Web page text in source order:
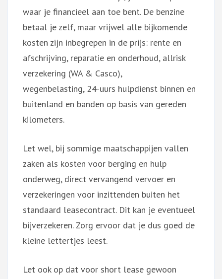
waar je financieel aan toe bent. De benzine
betaal je zelf, maar vrijwel alle bijkomende
kosten zijn inbegrepen in de prijs: rente en
afschrijving, reparatie en onderhoud, allrisk
verzekering (WA & Casco),
wegenbelasting, 24-uurs hulpdienst binnen en
buitenland en banden op basis van gereden
kilometers.
Let wel, bij sommige maatschappijen vallen
zaken als kosten voor berging en hulp
onderweg, direct vervangend vervoer en
verzekeringen voor inzittenden buiten het
standaard leasecontract. Dit kan je eventueel
bijverzekeren. Zorg ervoor dat je dus goed de
kleine lettertjes leest.
Let ook op dat voor short lease gewoon